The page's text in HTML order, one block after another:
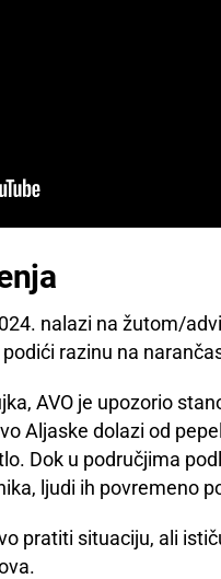
nalazi na žutom/
razinu na
AVO je upozorio
Aljaske dolazi od
Dok u područjima
ljudi ih povremeno
pratiti situaciju, ali